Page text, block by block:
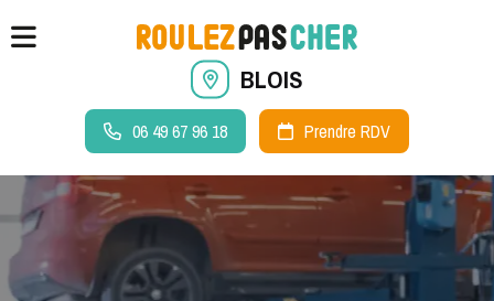
BLOIS
06 49 67 96 18 Prendre RDV